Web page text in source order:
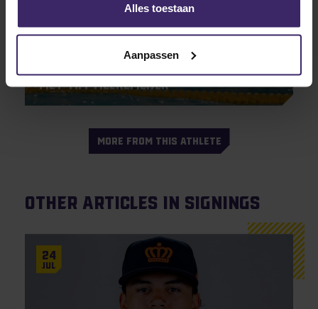
Alles toestaan
Aanpassen
“Ik ga voor een 4.0 GPA!” – Interview
met Tim Tielkemeijer
MORE FROM THIS ATHLETE
Other articles in Signings
24
Jul